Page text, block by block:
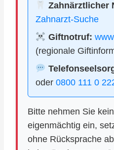
Zahnärztlicher
Zahnarzt-Suche
Giftnotruf:
(regionale
oder 0800 111 0
Bitte nehmen Sie
eigenmächtig ein,
ohne Rücksprache